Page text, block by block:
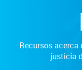
Recursos
justicia